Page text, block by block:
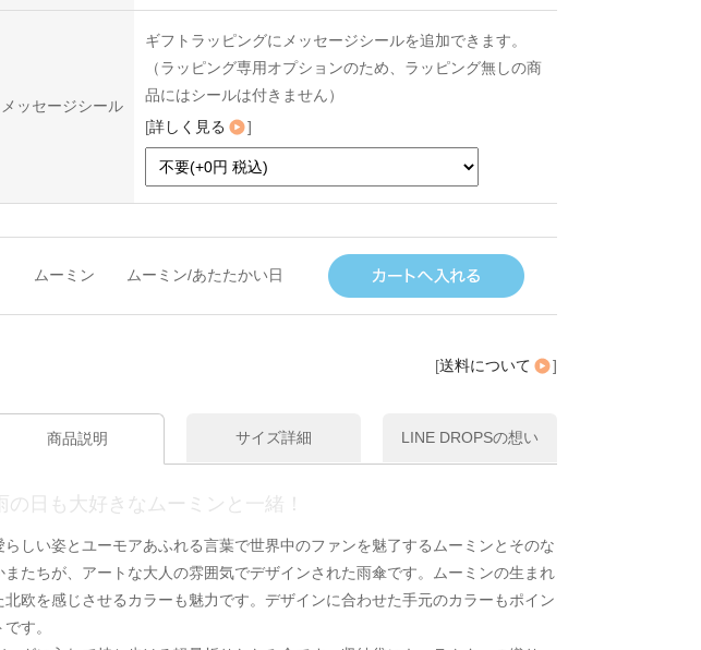
メッセージシール
ギフトラッピングにメッセージシールを追加できます。
（ラッピング専用オプションのため、ラッピング無しの商
品にはシールは付きません）
[詳しく見る ]
ムーミン ムーミン/あたたかい日
[送料について ]
商品説明 サイズ詳細 LINE DROPSの想い
の日も大好きなムーミンと一緒！
らしい姿とユーモアあふれる言葉で世界中のファンを魅了するムーミンとそのな
またちが、アートな大人の雰囲気でデザインされた雨傘です。ムーミンの生まれ
北欧を感じさせるカラーも魅力です。デザインに合わせた手元のカラーもポイン
です。